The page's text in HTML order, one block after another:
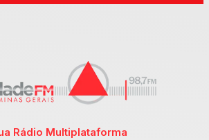
Rádio Multiplataforma